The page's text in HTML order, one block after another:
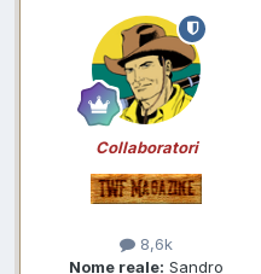
Collaboratori
8,6k
Nome reale: Sandro